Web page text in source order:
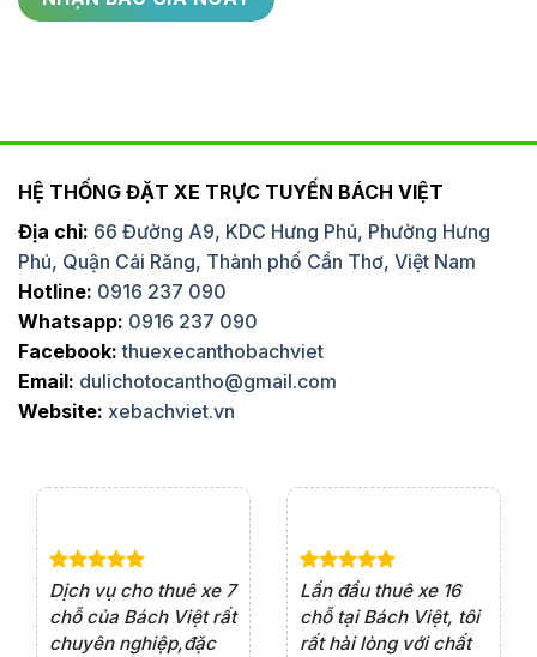
HỆ THỐNG ĐẶT XE TRỰC TUYẾN BÁCH VIỆT
Địa chỉ: 66 Đường A9, KDC Hưng Phú, Phường Hưng
Phú, Quận Cái Răng, Thành phố Cần Thơ, Việt Nam
Hotline: 0916 237 090
Whatsapp: 0916 237 090
Facebook: thuexecanthobachviet
Email: dulichotocantho@gmail.com
Website: xebachviet.vn
Dịch vụ cho thuê xe 7
chỗ của Bách Việt rất
chuyên nghiệp,đặc
Lần đầu thuê xe 16
chỗ tại Bách Việt, tôi
rất hài lòng với chất